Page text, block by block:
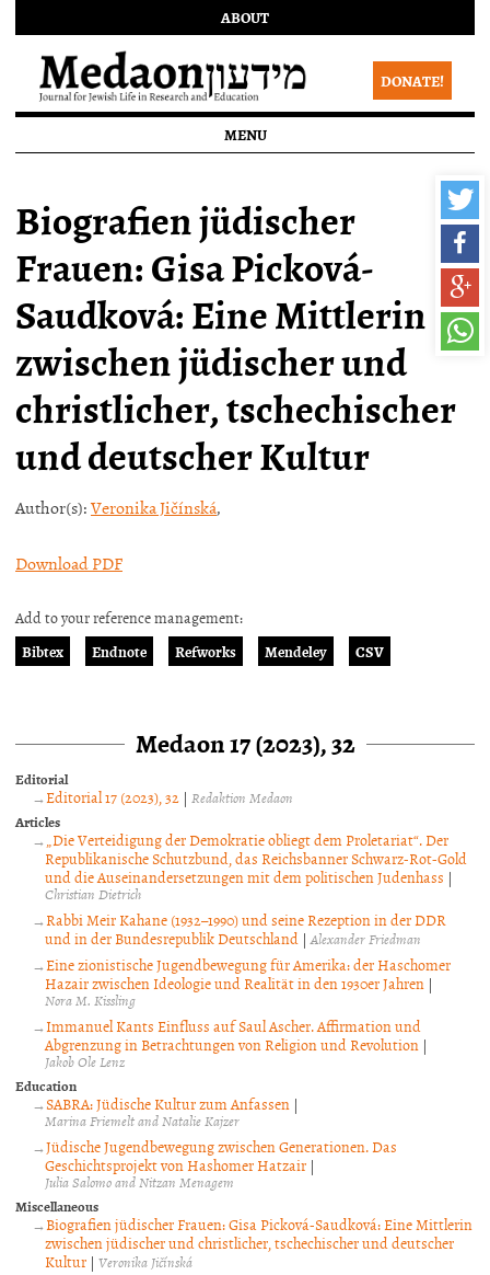
ABOUT
DONATE!
MENU
Biografien jüdischer
Frauen: Gisa Picková-
Saudková: Eine Mittlerin
zwischen jüdischer und
christlicher, tschechischer
und deutscher Kultur
Author(s):Veronika Jičínská,
Download PDF
Add to your reference management:
Bibtex
Endnote Refworks Mendeley CSV
Medaon 17 (2023), 32
Editorial
Editorial 17 (2023), 32 |Redaktion Medaon
Articles
„Die Verteidigung der Demokratie obliegt dem Proletariat“. Der
Republikanische Schutzbund, das Reichsbanner Schwarz-Rot-Gold
und die Auseinandersetzungen mit dem politischen Judenhass |
Christian Dietrich
Rabbi Meir Kahane (1932–1990) und seine Rezeption in der DDR
und in der Bundesrepublik Deutschland |Alexander Friedman
Eine zionistische Jugendbewegung für Amerika: der Haschomer
Hazair zwischen Ideologie und Realität in den 1930er Jahren |
Nora M. Kissling
Immanuel Kants Einfluss auf Saul Ascher. Affirmation und
Abgrenzung in Betrachtungen von Religion und Revolution |
Jakob Ole Lenz
Education
SABRA: Jüdische Kultur zum Anfassen |
Marina Friemelt and Natalie Kajzer
Jüdische Jugendbewegung zwischen Generationen. Das
Geschichtsprojekt von Hashomer Hatzair |
Julia Salomo and Nitzan Menagem
Miscellaneous
Biografien jüdischer Frauen: Gisa Picková-Saudková: Eine Mittlerin
zwischen jüdischer und christlicher, tschechischer und deutscher
Kultur | Veronika Jičínská